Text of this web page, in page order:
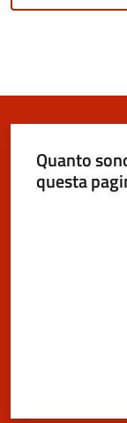
Quanto
questa